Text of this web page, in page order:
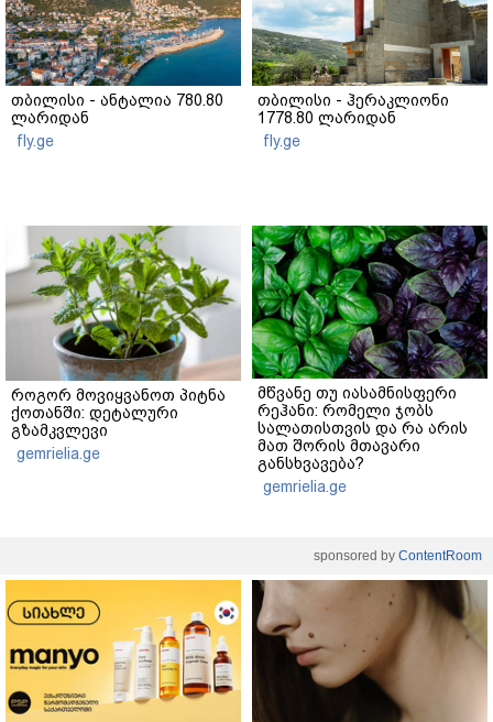
თბილისი - ანტალია 780.80
ლარიდან
fly.ge
თბილისი - ჰერაკლიონი
1778.80 ლარიდან
fly.ge
როგორ მოვიყვანოთ პიტნა
ქოთანში: დეტალური
გზამკვლევი
gemrielia.ge
მწვანე თუ იასამნისფერი
რეჰანი: რომელი ჯობს
სალათისთვის და რა არის
მათ შორის მთავარი
განსხვავება?
gemrielia.ge
sponsored by ContentRoom